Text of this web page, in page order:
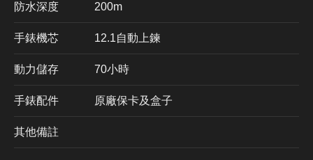
防水深度 200m
手錶機芯 ​12.1自動上鍊
動力儲存 70小時
手錶配件 原廠保卡及盒子
其他備註